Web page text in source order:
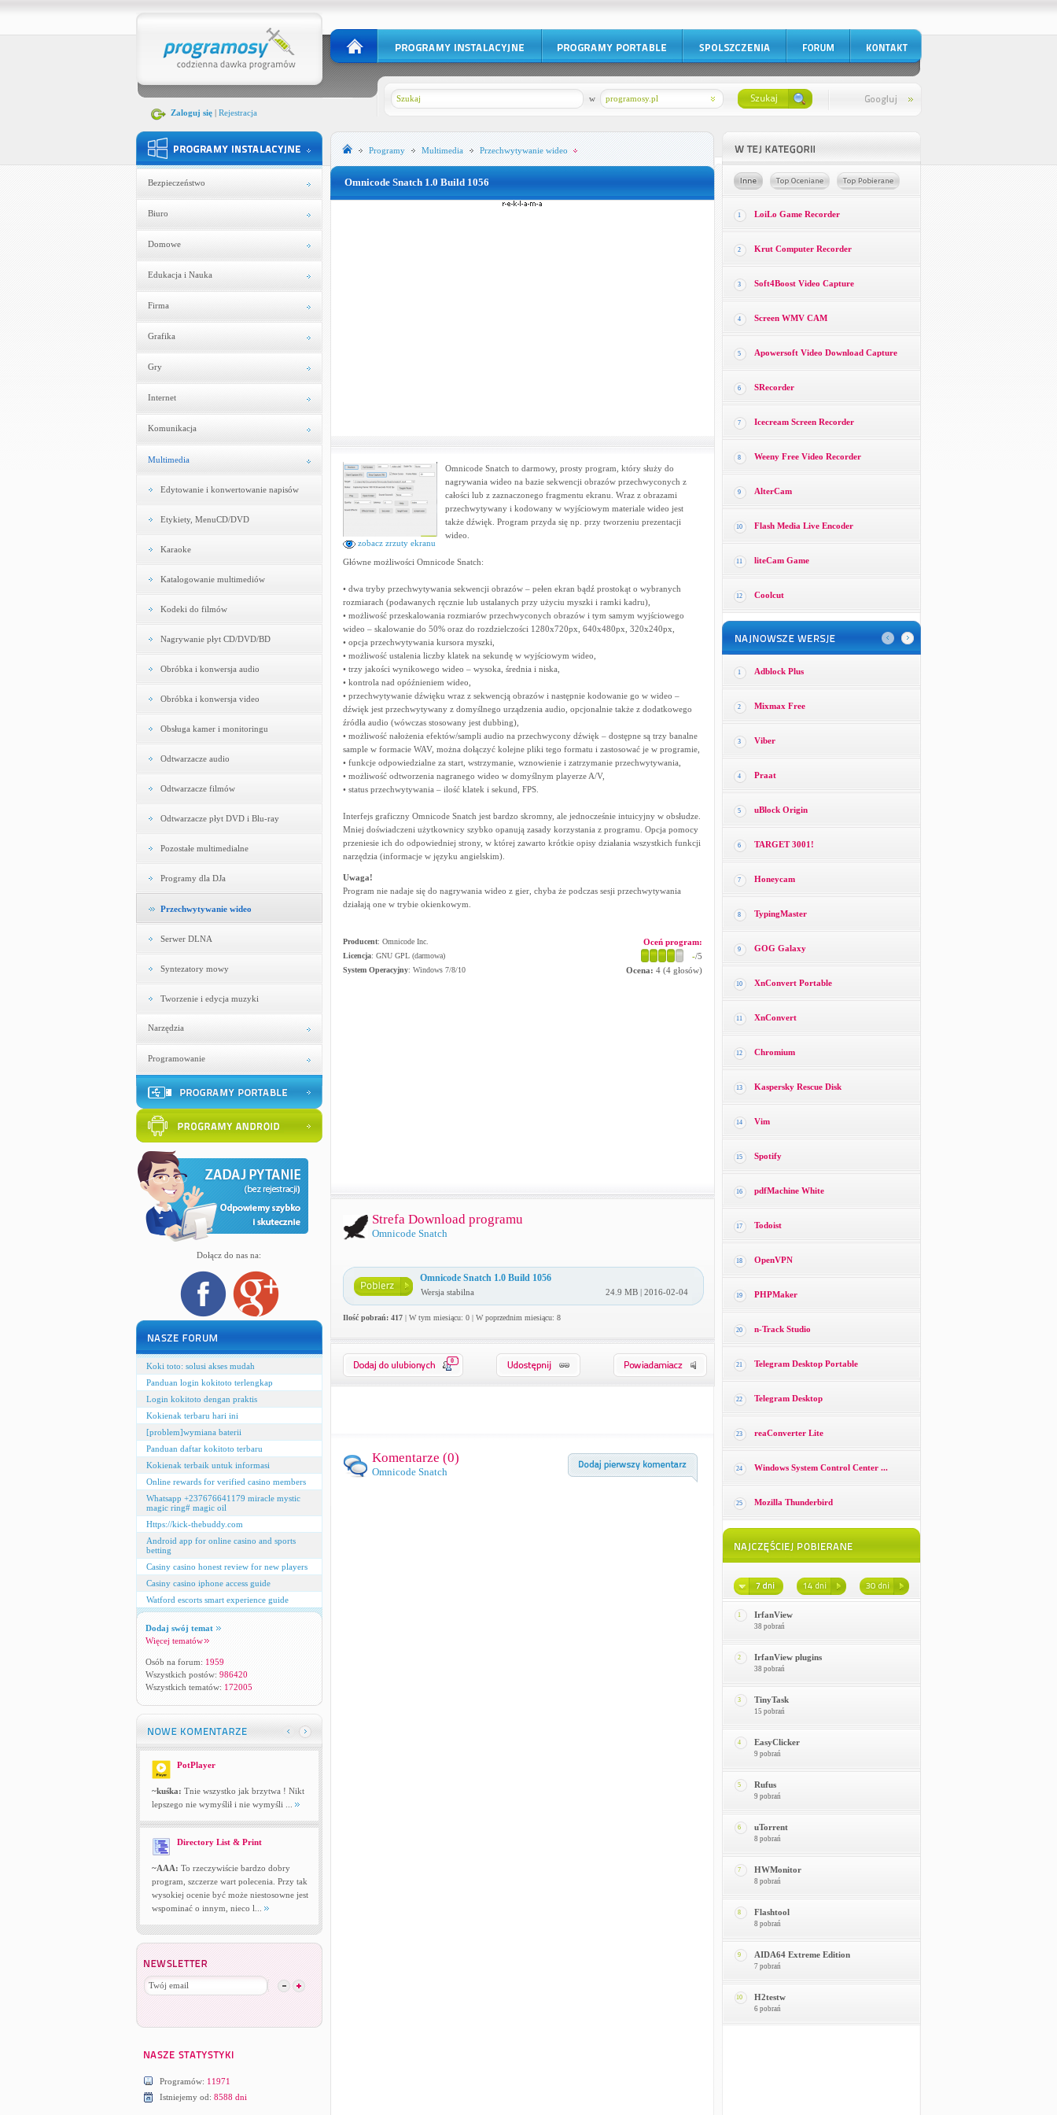
Zaloguj się| Rejestracja
programosy.pl
w
Bezpieczeństwo
Biuro
Domowe
Edukacja i Nauka
Firma
Grafika
Gry
Internet
Komunikacja
Multimedia
Edytowanie i konwertowanie napisów
Etykiety, MenuCD/DVD
Karaoke
Katalogowanie multimediów
Kodeki do filmów
Nagrywanie płyt CD/DVD/BD
Obróbka i konwersja audio
Obróbka i konwersja video
Obsługa kamer i monitoringu
Odtwarzacze audio
Odtwarzacze filmów
Odtwarzacze płyt DVD i Blu-ray
Pozostałe multimedialne
Programy dla DJa
Przechwytywanie wideo
Serwer DLNA
Syntezatory mowy
Tworzenie i edycja muzyki
Narzędzia
Programowanie
Dołącz do nas na:
Koki toto: solusi akses mudah
Panduan login kokitoto terlengkap
Login kokitoto dengan praktis
Kokienak terbaru hari ini
[problem]wymiana baterii
Panduan daftar kokitoto terbaru
Kokienak terbaik untuk informasi
Online rewards for verified casino members
Whatsapp +237676641179 miracle mystic
magic ring# magic oil
Https://kick-thebuddy.com
Android app for online casino and sports
betting
Casiny casino honest review for new players
Casiny casino iphone access guide
Watford escorts smart experience guide
Dodaj swój temat
Więcej tematów
Osób na forum: 1959
Wszystkich postów: 986420
Wszystkich tematów: 172005
PotPlayer
~kuśka: Tnie wszystko jak brzytwa ! Nikt
lepszego nie wymyślił i nie wymyśli ...
Directory List & Print
~AAA: To rzeczywiście bardzo dobry
program, szczerze wart polecenia. Przy tak
wysokiej ocenie być może niestosowne jest
wspominać o innym, nieco l...
Programów: 11971
Istniejemy od: 8588 dni
Programy Multimedia Przechwytywanie wideo
Omnicode Snatch 1.0 Build 1056
zobacz zrzuty ekranu
Omnicode Snatch to darmowy, prosty program, który służy do
nagrywania wideo na bazie sekwencji obrazów przechwyconych z
całości lub z zaznaczonego fragmentu ekranu. Wraz z obrazami
przechwytywany i kodowany w wyjściowym materiale wideo jest
także dźwięk. Program przyda się np. przy tworzeniu prezentacji
wideo.
Główne możliwości Omnicode Snatch:
• dwa tryby przechwytywania sekwencji obrazów – pełen ekran bądź prostokąt o wybranych
rozmiarach (podawanych ręcznie lub ustalanych przy użyciu myszki i ramki kadru),
• możliwość przeskalowania rozmiarów przechwyconych obrazów i tym samym wyjściowego
wideo – skalowanie do 50% oraz do rozdzielczości 1280x720px, 640x480px, 320x240px,
• opcja przechwytywania kursora myszki,
• możliwość ustalenia liczby klatek na sekundę w wyjściowym wideo,
• trzy jakości wynikowego wideo – wysoka, średnia i niska,
• kontrola nad opóźnieniem wideo,
• przechwytywanie dźwięku wraz z sekwencją obrazów i następnie kodowanie go w wideo –
dźwięk jest przechwytywany z domyślnego urządzenia audio, opcjonalnie także z dodatkowego
źródła audio (wówczas stosowany jest dubbing),
• możliwość nałożenia efektów/sampli audio na przechwycony dźwięk – dostępne są trzy banalne
sample w formacie WAV, można dołączyć kolejne pliki tego formatu i zastosować je w programie,
• funkcje odpowiedzialne za start, wstrzymanie, wznowienie i zatrzymanie przechwytywania,
• możliwość odtworzenia nagranego wideo w domyślnym playerze A/V,
• status przechwytywania – ilość klatek i sekund, FPS.
Interfejs graficzny Omnicode Snatch jest bardzo skromny, ale jednocześnie intuicyjny w obsłudze.
Mniej doświadczeni użytkownicy szybko opanują zasady korzystania z programu. Opcja pomocy
przeniesie ich do odpowiedniej strony, w której zawarto krótkie opisy działania wszystkich funkcji
narzędzia (informacje w języku angielskim).
Uwaga!
Program nie nadaje się do nagrywania wideo z gier, chyba że podczas sesji przechwytywania
działają one w trybie okienkowym.
Producent: Omnicode Inc.
Licencja: GNU GPL (darmowa)
System Operacyjny: Windows 7/8/10
Oceń program:
-/5
Ocena: 4(4głosów)
Strefa Download programu
Omnicode Snatch
Omnicode Snatch 1.0 Build 1056
Wersja stabilna 24.9 MB | 2016-02-04
Ilość pobrań: 417| W tym miesiącu: 0 | W poprzednim miesiącu: 8
0
Komentarze (0)
Omnicode Snatch
1 LoiLo Game Recorder
2 Krut Computer Recorder
3 Soft4Boost Video Capture
4 Screen WMV CAM
5 Apowersoft Video Download Capture
6 SRecorder
7 Icecream Screen Recorder
8 Weeny Free Video Recorder
9 AlterCam
10 Flash Media Live Encoder
11 liteCam Game
12 Coolcut
1 Adblock Plus
2 Mixmax Free
3 Viber
4 Praat
5 uBlock Origin
6 TARGET 3001!
7 Honeycam
8 TypingMaster
9 GOG Galaxy
10 XnConvert Portable
11 XnConvert
12 Chromium
13 Kaspersky Rescue Disk
14 Vim
15 Spotify
16 pdfMachine White
17 Todoist
18 OpenVPN
19 PHPMaker
20 n-Track Studio
21 Telegram Desktop Portable
22 Telegram Desktop
23 reaConverter Lite
24 Windows System Control Center ...
25 Mozilla Thunderbird
1 IrfanView
38 pobrań
2 IrfanView plugins
38 pobrań
3 TinyTask
15 pobrań
4 EasyClicker
9 pobrań
5 Rufus
9 pobrań
6 uTorrent
8 pobrań
7 HWMonitor
8 pobrań
8 Flashtool
8 pobrań
9 AIDA64 Extreme Edition
7 pobrań
10 H2testw
6 pobrań